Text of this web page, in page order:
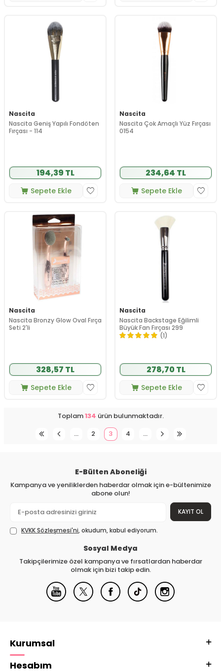
Nascita
Nascita Geniş Yapılı Fondöten
Fırçası - 114
194,39 TL
Sepete Ekle
Nascita
Nascita Çok Amaçlı Yüz Fırçası
0154
234,64 TL
Sepete Ekle
Nascita
Nascita Bronzy Glow Oval Fırça
Seti 2'li
328,57 TL
Sepete Ekle
Nascita
Nascita Backstage Eğilimli
Büyük Fan Fırçası 299
(1)
278,70 TL
Sepete Ekle
Toplam134 ürün bulunmaktadır.
…
2 3 4 …
E-Bülten Aboneliği
Kampanya ve yeniliklerden haberdar olmak için e-bültenimize
abone olun!
KAYIT OL
KVKK Sözleşmesi'ni, okudum, kabul ediyorum.
Sosyal Medya
Takipçilerimize özel kampanya ve fırsatlardan haberdar
olmak için bizi takip edin.
Kurumsal
Hesabım